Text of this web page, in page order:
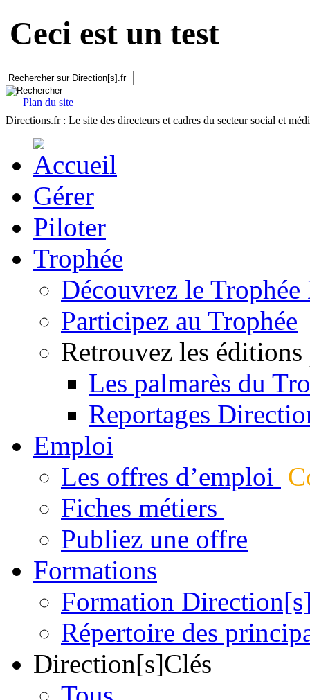
Ceci est un test
Plan du site
Directions.fr : Le site des directeurs et cadres du secteur social et
Gérer
Piloter
Trophée
Découvrez le
Participez au Trophée
Retrouvez les éditions
Les palmarès du
Reportages
Emploi
Les offres d’emploi
Fiches métiers
Publiez une offre
Formations
Formation
Répertoire des
Direction[s]Clés